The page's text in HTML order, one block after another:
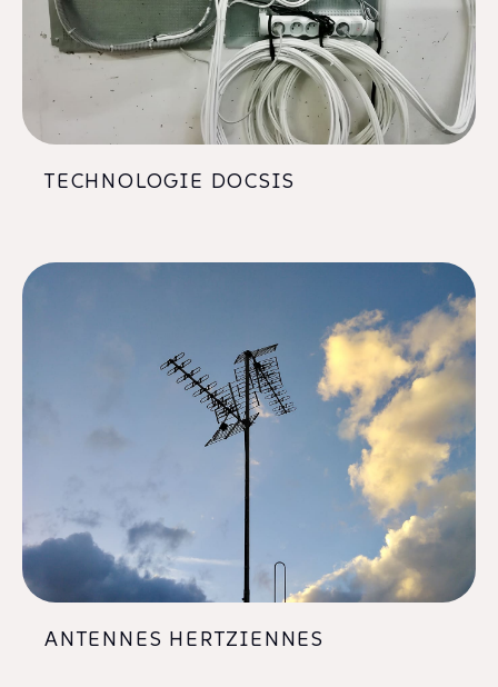
TECHNOLOGIE DOCSIS
ANTENNES HERTZIENNES